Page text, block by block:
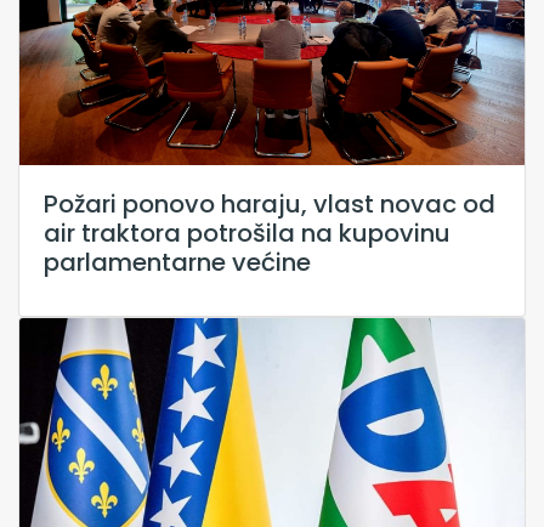
Požari ponovo haraju, vlast novac od
air traktora potrošila na kupovinu
parlamentarne većine